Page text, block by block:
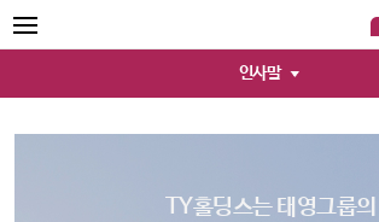
인사말
TY홀딩스는 태영그룹의